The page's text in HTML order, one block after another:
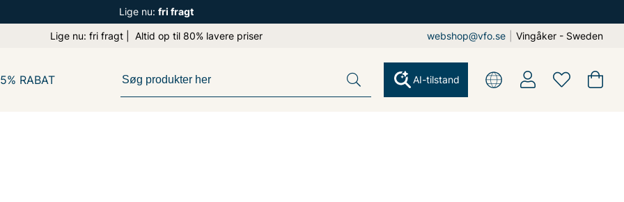
Lige nu: fri fragt
Lige nu: fri fragt | Altid op til 80% lavere priser webshop@vfo.se Vingåker - Sweden
RABAT AI-tilstand